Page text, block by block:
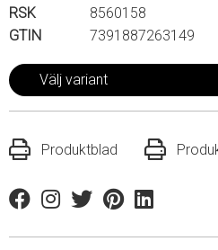
RSK
8560158
GTIN
7391887263149
Välj variant
Produktblad
FacebookInstagram
TwitterPinterestLinkedin